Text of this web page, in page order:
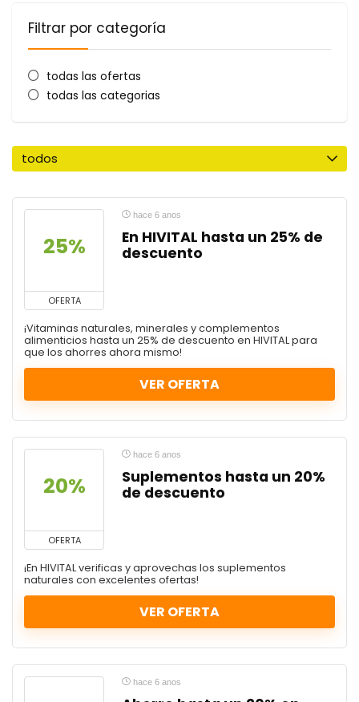
Filtrar por categoría
todas las ofertas
todas las categorias
todos
25%
OFERTA
hace 6 anos
En HIVITAL hasta un 25% de
descuento
¡Vitaminas naturales, minerales y complementos
alimenticios hasta un 25% de descuento en HIVITAL para
que los ahorres ahora mismo!
VER OFERTA
20%
OFERTA
hace 6 anos
Suplementos hasta un 20%
de descuento
¡En HIVITAL verificas y aprovechas los suplementos
naturales con excelentes ofertas!
VER OFERTA
hace 6 anos